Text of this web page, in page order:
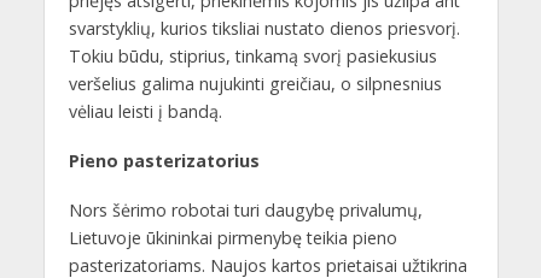
svarstyklių, kurios tiksliai nustato dienos priesvorį.
Tokiu būdu, stiprius, tinkamą svorį pasiekusius
veršelius galima nujukinti greičiau, o silpnesnius
vėliau leisti į bandą.
Pieno pasterizatorius
Nors šėrimo robotai turi daugybę privalumų,
Lietuvoje ūkininkai pirmenybę teikia pieno
pasterizatoriams. Naujos kartos prietaisai užtikrina